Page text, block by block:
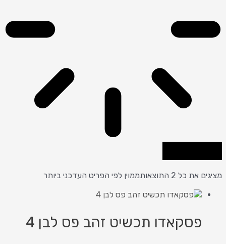
מציגים את כל ⁦2⁩ התוצאות ממוין לפי הפריט העדכני ביותר
פסקאדו תכשיט זהב פס לבן 4